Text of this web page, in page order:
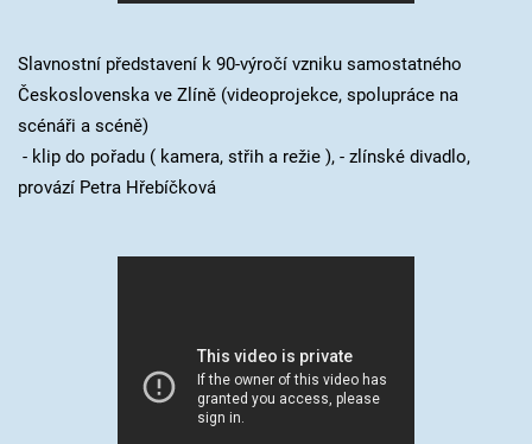
Slavnostní představení k 90-výročí vzniku samostatného
Československa ve Zlíně (videoprojekce, spolupráce na
scénáři a scéně)
- klip do pořadu ( kamera, střih a režie ), - zlínské divadlo,
provází Petra Hřebíčková